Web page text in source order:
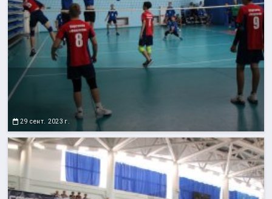
29 сент. 2023 г.